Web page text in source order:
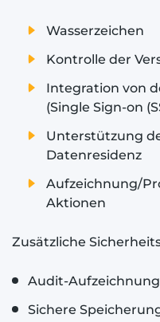
Wasserzeichen
Kontrolle der
Integration von
(Single Sign-on
Unterstützung
Datenresidenz
Aufzeichnung/
Aktionen
Zusätzliche
Audit-
Sichere